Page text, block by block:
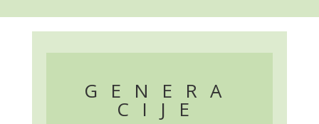
GENERA
CIJE